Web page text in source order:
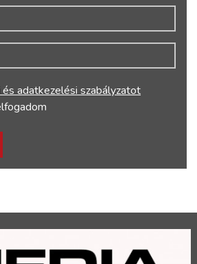
adatkezelési szabályzatot